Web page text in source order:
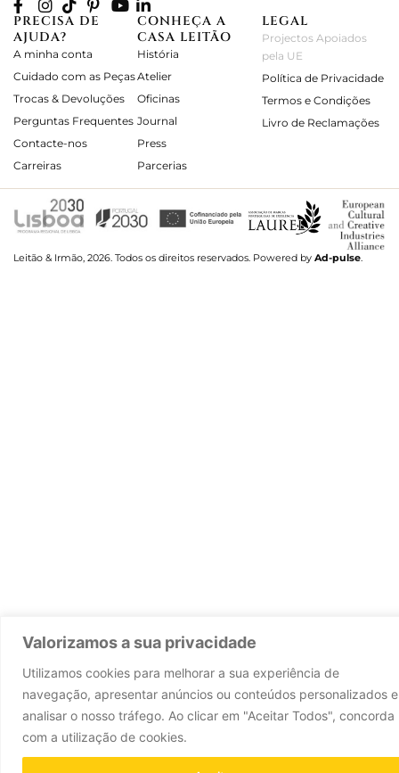
Valorizamos a sua privacidade
Utilizamos cookies para melhorar a sua experiência de
navegação, apresentar anúncios ou conteúdos personalizados e
analisar o nosso tráfego. Ao clicar em "Aceitar Todos", concorda
com a utilização de cookies.
PRECISA DE
AJUDA?
A minha conta
Cuidado com as Peças
Trocas & Devoluções
Perguntas Frequentes
Contacte-nos
Carreiras
CONHEÇA A
CASA LEITÃO
História
Atelier
Oficinas
Journal
Press
Parcerias
LEGAL
Projectos Apoiados
pela UE
Política de Privacidade
Termos e Condições
Livro de Reclamações
Leitão & Irmão, 2026. Todos os direitos reservados. Powered by Ad-pulse.